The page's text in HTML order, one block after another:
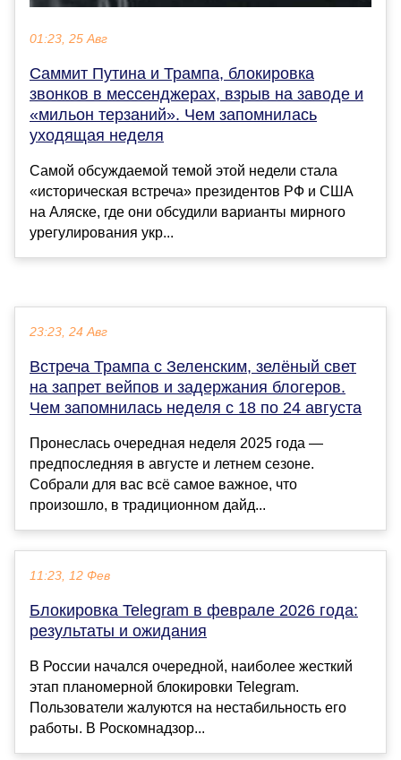
01:23, 25 Авг
Саммит Путина и Трампа, блокировка
звонков в мессенджерах, взрыв на заводе и
«мильон терзаний». Чем запомнилась
уходящая неделя
Самой обсуждаемой темой этой недели стала
«историческая встреча» президентов РФ и США
на Аляске, где они обсудили варианты мирного
урегулирования укр...
23:23, 24 Авг
Встреча Трампа с Зеленским, зелёный свет
на запрет вейпов и задержания блогеров.
Чем запомнилась неделя с 18 по 24 августа
Пронеслась очередная неделя 2025 года —
предпоследняя в августе и летнем сезоне.
Собрали для вас всё самое важное, что
произошло, в традиционном дайд...
11:23, 12 Фев
Блокировка Telegram в феврале 2026 года:
результаты и ожидания
В России начался очередной, наиболее жесткий
этап планомерной блокировки Telegram.
Пользователи жалуются на нестабильность его
работы. В Роскомнадзор...